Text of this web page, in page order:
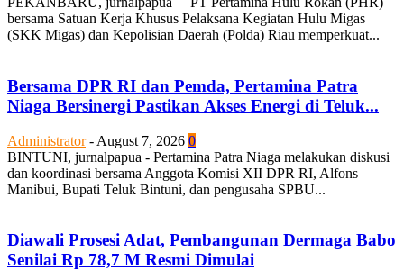
bersama Satuan Kerja Khusus Pelaksana Kegiatan Hulu Migas
(SKK Migas) dan Kepolisian Daerah (Polda) Riau memperkuat...
Bersama DPR RI dan Pemda, Pertamina Patra
Niaga Bersinergi Pastikan Akses Energi di Teluk...
Administrator - August 7, 2026 0
BINTUNI, jurnalpapua - Pertamina Patra Niaga melakukan diskusi
dan koordinasi bersama Anggota Komisi XII DPR RI, Alfons
Manibui, Bupati Teluk Bintuni, dan pengusaha SPBU...
Diawali Prosesi Adat, Pembangunan Dermaga Babo
Senilai Rp 78,7 M Resmi Dimulai